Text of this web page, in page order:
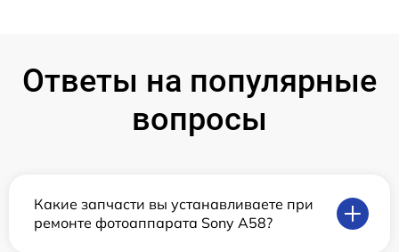
Ответы на популярные
вопросы
Какие запчасти вы устанавливаете при
ремонте фотоаппарата Sony A58?